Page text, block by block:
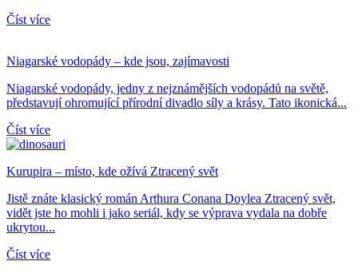
Číst více
Niagarské vodopády – kde jsou, zajímavosti
Niagarské vodopády, jedny z nejznámějších vodopádů na světě,
představují ohromující přírodní divadlo síly a krásy. Tato ikonická...
Číst více
Kurupira – místo, kde ožívá Ztracený svět
Jistě znáte klasický román Arthura Conana Doylea Ztracený svět,
vidět jste ho mohli i jako seriál, kdy se výprava vydala na dobře
ukrytou...
Číst více